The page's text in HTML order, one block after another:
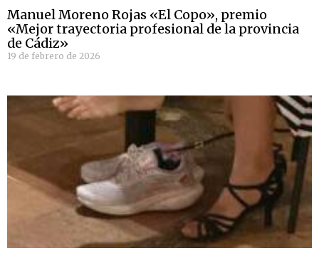
Manuel Moreno Rojas «El Copo», premio
«Mejor trayectoria profesional de la provincia
de Cádiz»
19 de febrero de 2026